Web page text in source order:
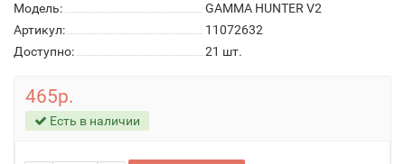
Модель:
GAMMA HUNTER V2
Артикул:
11072632
Доступно:
21 шт.
465р.
Есть в наличии